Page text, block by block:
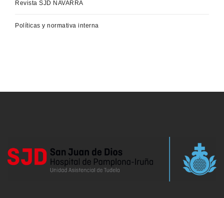
Revista SJD NAVARRA
Políticas y normativa interna